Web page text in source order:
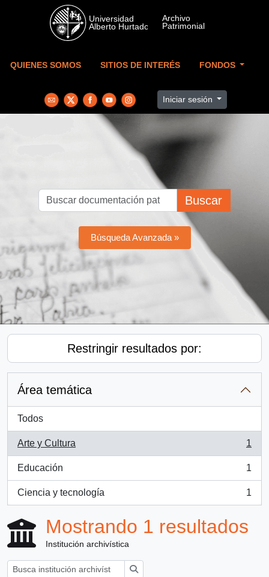
Skip to main content
QUIENES SOMOS SITIOS DE INTERÉS FONDOS
Iniciar sesión
Buscar
Búsqueda Avanzada »
Restringir resultados por:
Área temática
Todos
Arte y Cultura
, 1 resultados
1
Educación
, 1 resultados
1
Ciencia y tecnología
, 1 resultados
1
Mostrando 1 resultados
Institución archivística